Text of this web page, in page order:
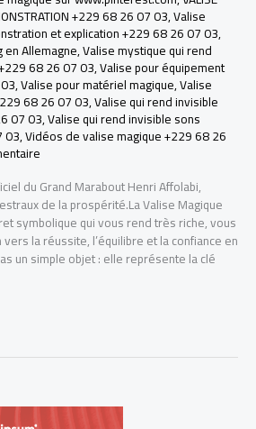
+229 68 26 07 03,Valise
et explication +229 68 26 07 03,
Allemagne,Valise mystique qui rend
68 26 07 03,Valise pour équipement
,Valise pour matériel magique,Valise
68 26 07 03,Valise qui rend invisible
07 03,Valise qui rend invisible sons
03,Vidéos de valise magique +229 68 26
du Grand Marabout Henri Affolabi,
de la prospérité.La Valise Magique
symbolique qui vous rend très riche, vous
la réussite, l’équilibre et la confiance en
un simple objet : elle représente la clé